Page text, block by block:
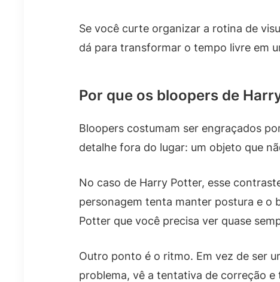
Se você curte organizar a rotina de
dá para transformar o tempo livre em
Por que os bloopers de
Bloopers costumam ser engraçados
detalhe fora do lugar: um objeto que
No caso de Harry Potter, esse
personagem tenta manter postura e o
Potter que você precisa ver quase
Outro ponto é o ritmo. Em vez de ser
problema, vê a tentativa de correção